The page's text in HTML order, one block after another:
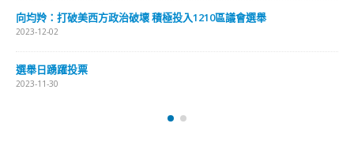
向均羚：打破美西方政治破壞 積極投入1210區議會選舉
2023-12-02
選舉日踴躍投票
2023-11-30